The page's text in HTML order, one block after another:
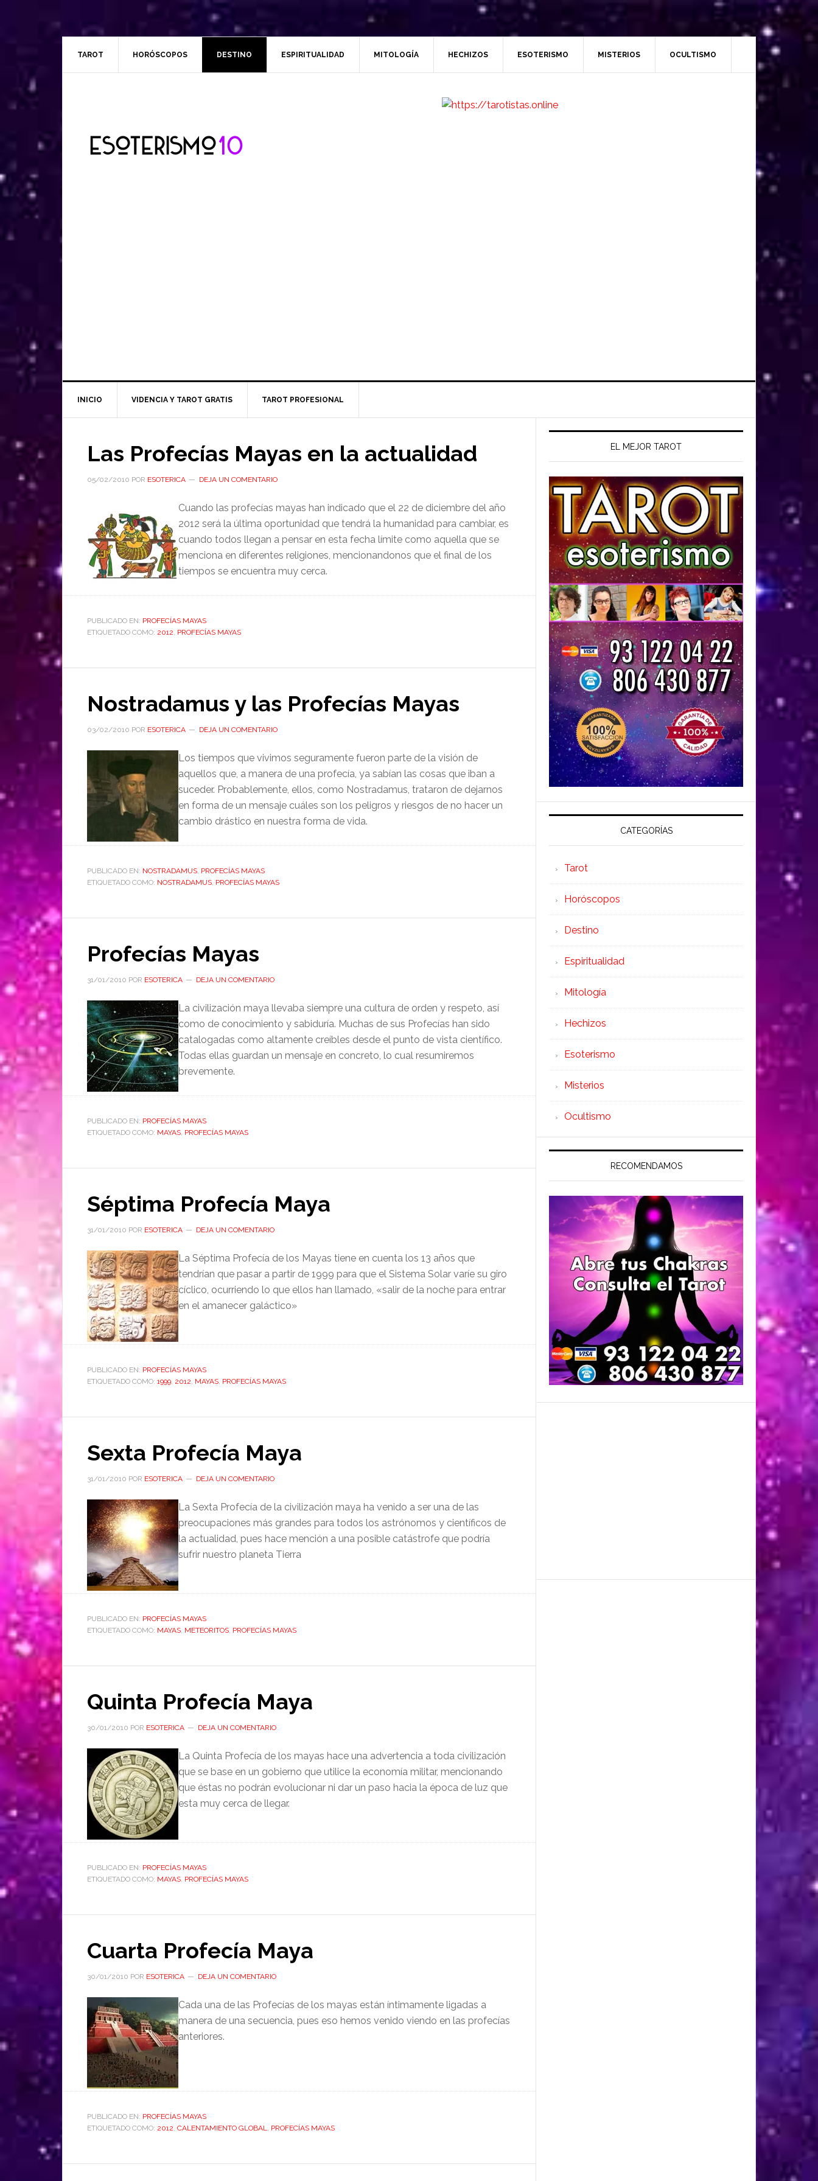
TAROT HORÓSCOPOS DESTINO ESPIRITUALIDAD MITOLOGÍA HECHIZOS ESOTERISMO MISTERIOS OCULTISMO
INICIO VIDENCIA Y TAROT GRATIS TAROT PROFESIONAL
Las Profecías Mayas en la actualidad
05/02/2010 POR ESOTERICA DEJA UN COMENTARIO
Cuando las profecías mayas han indicado que el 22 de diciembre del año
2012 será la última oportunidad que tendrá la humanidad para cambiar, es
cuando todos llegan a pensar en esta fecha límite como aquella que se
menciona en diferentes religiones, mencionandonos que el final de los
tiempos se encuentra muy cerca.
PUBLICADO EN: PROFECÍAS MAYAS
ETIQUETADO COMO: 2012, PROFECÍAS MAYAS
Nostradamus y las Profecías Mayas
03/02/2010 POR ESOTERICA DEJA UN COMENTARIO
Los tiempos que vivimos seguramente fueron parte de la visión de
aquellos que, a manera de una profecía, ya sabían las cosas que iban a
suceder. Probablemente, ellos, como Nostradamus, trataron de dejarnos
en forma de un mensaje cuáles son los peligros y riesgos de no hacer un
cambio drástico en nuestra forma de vida.
PUBLICADO EN: NOSTRADAMUS, PROFECÍAS MAYAS
ETIQUETADO COMO: NOSTRADAMUS, PROFECÍAS MAYAS
Profecías Mayas
31/01/2010 POR ESOTERICA DEJA UN COMENTARIO
La civilización maya llevaba siempre una cultura de orden y respeto, así
como de conocimiento y sabiduría. Muchas de sus Profecías han sido
catalogadas como altamente creíbles desde el punto de vista científico.
Todas ellas guardan un mensaje en concreto, lo cual resumiremos
brevemente.
PUBLICADO EN: PROFECÍAS MAYAS
ETIQUETADO COMO: MAYAS, PROFECÍAS MAYAS
Séptima Profecía Maya
31/01/2010 POR ESOTERICA DEJA UN COMENTARIO
La Séptima Profecía de los Mayas tiene en cuenta los 13 años que
tendrían que pasar a partir de 1999 para que el Sistema Solar varíe su giro
cíclico, ocurriendo lo que ellos han llamado, «salir de la noche para entrar
en el amanecer galáctico»
PUBLICADO EN: PROFECÍAS MAYAS
ETIQUETADO COMO: 1999, 2012, MAYAS, PROFECÍAS MAYAS
Sexta Profecía Maya
31/01/2010 POR ESOTERICA DEJA UN COMENTARIO
La Sexta Profecía de la civilización maya ha venido a ser una de las
preocupaciones más grandes para todos los astrónomos y científicos de
la actualidad, pues hace mención a una posible catástrofe que podría
sufrir nuestro planeta Tierra
PUBLICADO EN: PROFECÍAS MAYAS
ETIQUETADO COMO: MAYAS, METEORITOS, PROFECÍAS MAYAS
Quinta Profecía Maya
30/01/2010 POR ESOTERICA DEJA UN COMENTARIO
La Quinta Profecía de los mayas hace una advertencia a toda civilización
que se base en un gobierno que utilice la economía militar, mencionando
que éstas no podrán evolucionar ni dar un paso hacia la época de luz que
esta muy cerca de llegar.
PUBLICADO EN: PROFECÍAS MAYAS
ETIQUETADO COMO: MAYAS, PROFECÍAS MAYAS
Cuarta Profecía Maya
30/01/2010 POR ESOTERICA DEJA UN COMENTARIO
Cada una de las Profecías de los mayas están íntimamente ligadas a
manera de una secuencia, pues eso hemos venido viendo en las profecías
anteriores.
PUBLICADO EN: PROFECÍAS MAYAS
ETIQUETADO COMO: 2012, CALENTAMIENTO GLOBAL, PROFECÍAS MAYAS
EL MEJOR TAROT
CATEGORÍAS
Tarot
Horóscopos
Destino
Espiritualidad
Mitología
Hechizos
Esoterismo
Misterios
Ocultismo
RECOMENDAMOS